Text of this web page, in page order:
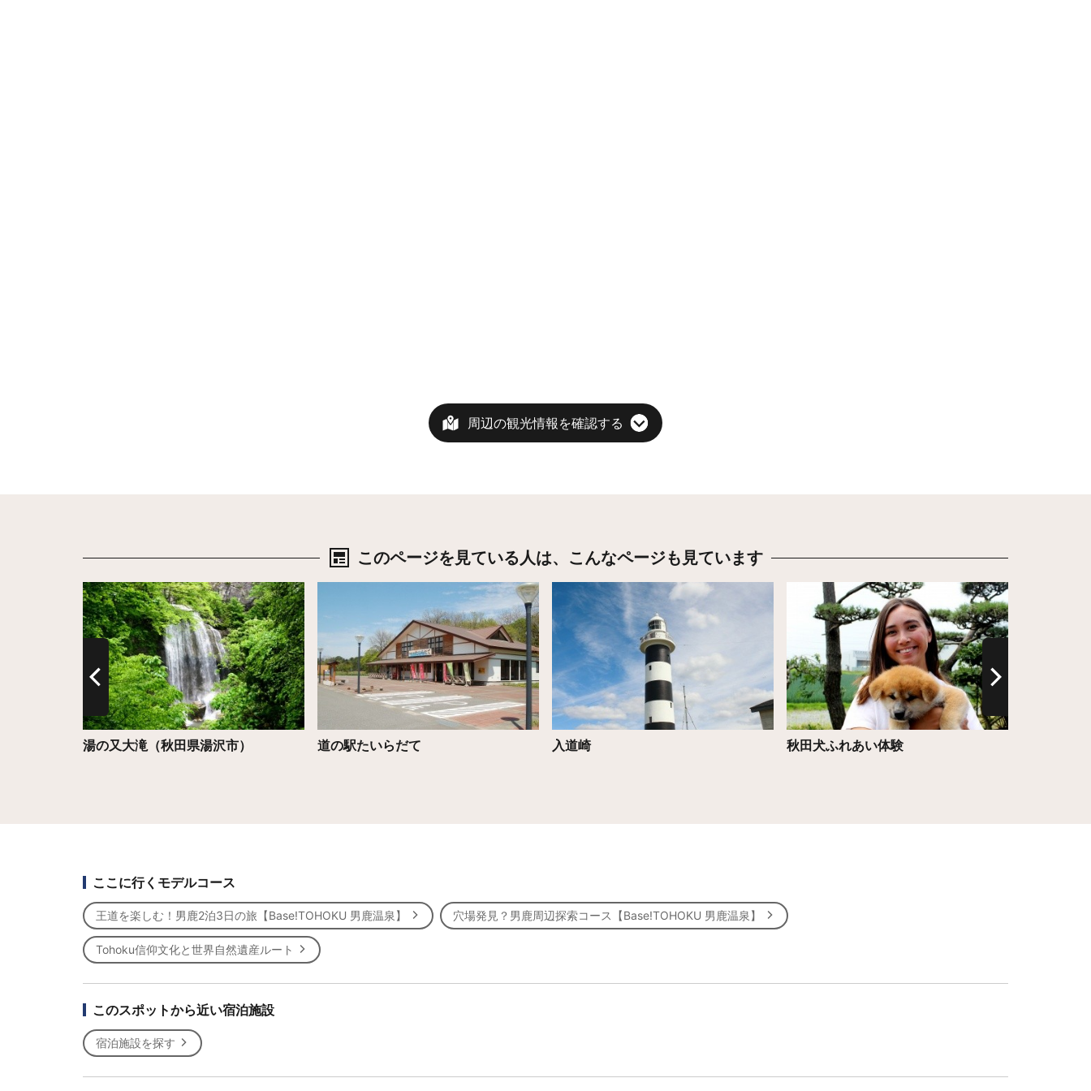
周辺の観光情報を確認する
このページを見ている人は、 こんなページも見ています
湯の又大滝（秋田県湯沢市）
詳細はこちら
道の駅たいらだて 入道崎
詳細はこちら
秋田犬ふれあい体験
詳細はこちら
ここに行くモデルコース
王道を楽しむ！男鹿2泊3日の旅【Base!TOHOKU 男鹿温泉】 穴場発見？男鹿周辺探索コース【Base!TOHOKU 男鹿温泉】
Tohoku信仰文化と世界自然遺産ルート
このスポットから近い宿泊施設
宿泊施設を探す